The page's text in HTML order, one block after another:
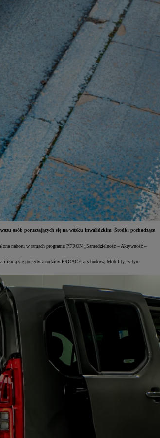
osób poruszających się na wózku inwalidzkim. Środki pochodzące
naboru w ramach programu PFRON „Samodzielność – Aktywność –
się pojazdy z rodziny PROACE z zabudową Mobility, w tym